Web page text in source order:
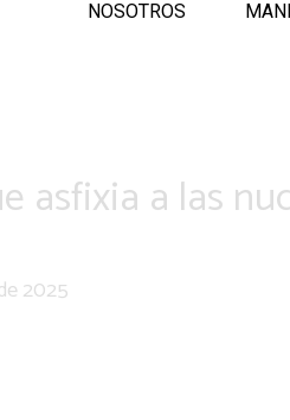
NOSOTROS
asfixia a las
2025